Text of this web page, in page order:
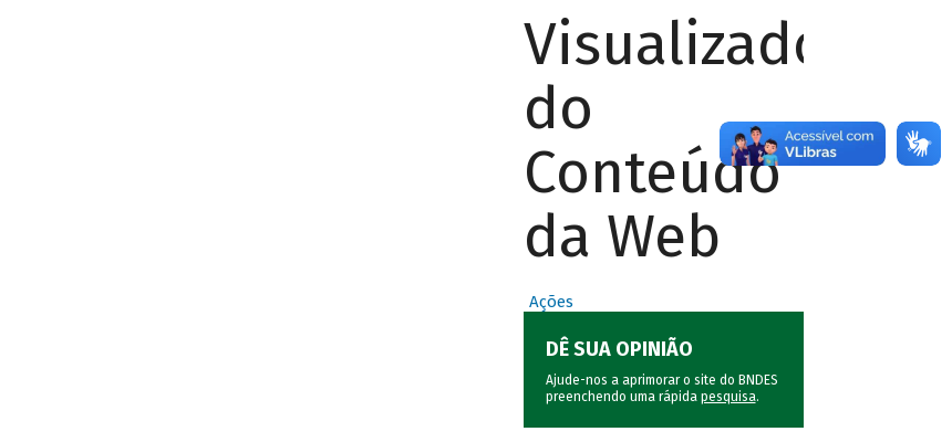
Visualizador
do
Conteúdo
da Web
Ações
DÊ SUA OPINIÃO
Ajude-nos a aprimorar o site do BNDES
preenchendo uma rápida pesquisa.